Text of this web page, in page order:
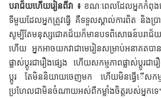
បរាជ័យហើយរៀនពីវា ៖ខណៈពេលដែលអ្នកកំពុង
ទីមួយដែលអ្នកត្រូវធ្វើ គឺទទួលស្គាល់ការពិត និងប្រ
សូម្បីតែមនុស្សជោគជ័យក៏មានបទពិសោធន៍បរាជ័យ
ហើយ អ្នកអាចយកវាជាមេរៀនសម្រាប់អនាគតបា
ផ្លាស់ប្តូរជារឿងផ្សេង ហើយសកម្មភាពផ្លាស់ប្តូរជ
ប្តូរ តែមិននិយាយចេញមក ហើយមិនធ្វើើសកម្
ប្រហែលជាមិនចំណាយអស់ពីកម្លាំងចិត្តរបស់អ្នកទេ។